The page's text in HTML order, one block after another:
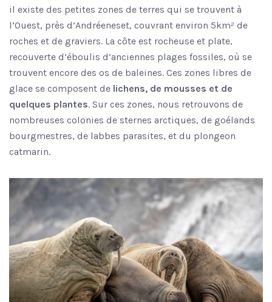
il existe des petites zones de terres qui se trouvent à
l’Ouest, près d’Andréeneset, couvrant environ 5km² de
roches et de graviers. La côte est rocheuse et plate,
recouverte d’éboulis d’anciennes plages fossiles, où se
trouvent encore des os de baleines. Ces zones libres de
glace se composent de lichens, de mousses et de
quelques plantes. Sur ces zones, nous retrouvons de
nombreuses colonies de sternes arctiques, de goélands
bourgmestres, de labbes parasites, et du plongeon
catmarin.